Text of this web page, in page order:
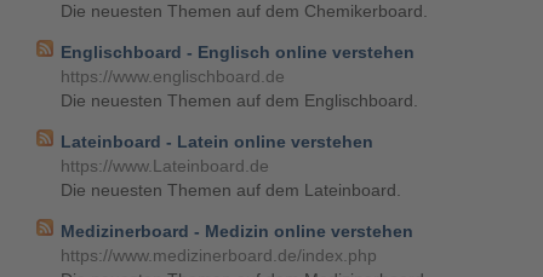
Die neuesten Themen auf dem Chemikerboard.
Englischboard - Englisch online verstehen
https://www.englischboard.de
Die neuesten Themen auf dem Englischboard.
Lateinboard - Latein online verstehen
https://www.Lateinboard.de
Die neuesten Themen auf dem Lateinboard.
Medizinerboard - Medizin online verstehen
https://www.medizinerboard.de/index.php